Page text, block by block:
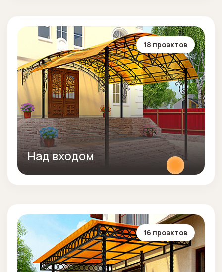
18 проектов
Над входом
16 проектов